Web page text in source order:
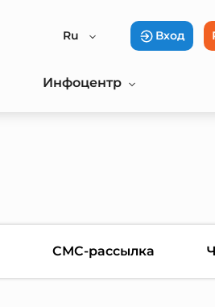
Ru Вход
Инфоцентр
СМС-рассылка